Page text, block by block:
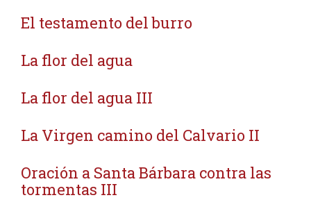
El testamento del burro
La flor del agua
La flor del agua III
La Virgen camino del Calvario II
Oración a Santa Bárbara contra las
tormentas III